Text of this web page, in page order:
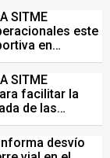
SITME
este
en
SITME
facilitar la
de las
desvío